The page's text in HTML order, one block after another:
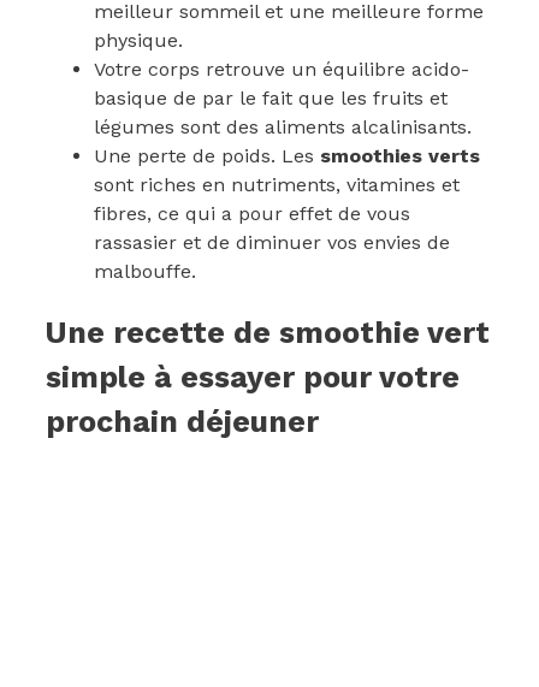
meilleur sommeil et une meilleure forme
physique.
Votre corps retrouve un équilibre acido-
basique de par le fait que les fruits et
légumes sont des aliments alcalinisants.
Une perte de poids. Les smoothies verts
sont riches en nutriments, vitamines et
fibres, ce qui a pour effet de vous
rassasier et de diminuer vos envies de
malbouffe.
Une recette de smoothie vert
simple à essayer pour votre
prochain déjeuner